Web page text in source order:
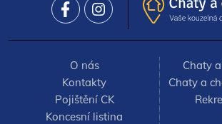
O nás
Kontakty
Pojištění CK
Koncesní listina
Chaty
Chaty a